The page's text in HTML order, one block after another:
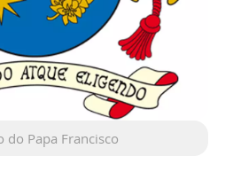
do Papa Francisco